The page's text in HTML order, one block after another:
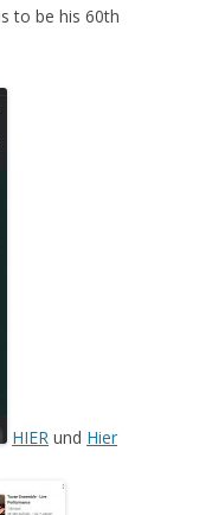
to be his 60th
HIER und Hier